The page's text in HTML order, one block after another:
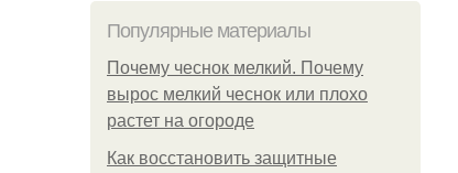
Популярные материалы
Почему чеснок мелкий. Почему
вырос мелкий чеснок или плохо
растет на огороде
Как восстановить защитные